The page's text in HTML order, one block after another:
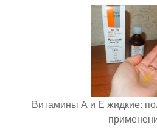
Витамины А и Е жидкие: